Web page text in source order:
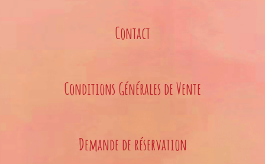
Contact
Conditions Générales de Vente
Demande de réservation